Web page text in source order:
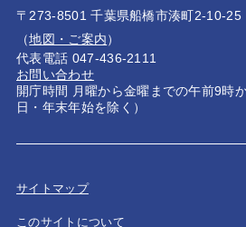
〒273-8501 千葉県船橋市湊町2-10-25
（地図・ご案内）
代表電話 047-436-2111
お問い合わせ
開庁時間 月曜から金曜までの午前9時
日・年末年始を除く）
サイトマップ
このサイトについて